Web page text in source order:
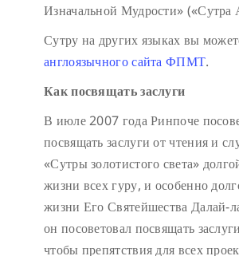
Изначальной Мудрости» («Сутра
Сутру на других языках вы
англоязычного сайта ФПМТ.
Как посвящать заслуги
В июле 2007 года Ринпоче
посвящать заслуги от чтения и
«Сутры золотистого света»
жизни всех гуру, и особенно
жизни Его Святейшества Далай-
он посоветовал посвящать
чтобы препятствия для всех